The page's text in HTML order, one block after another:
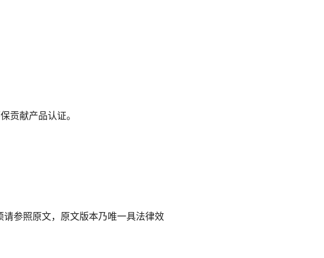
贡献产品认证。
参照原文，原文版本乃唯一具法律效